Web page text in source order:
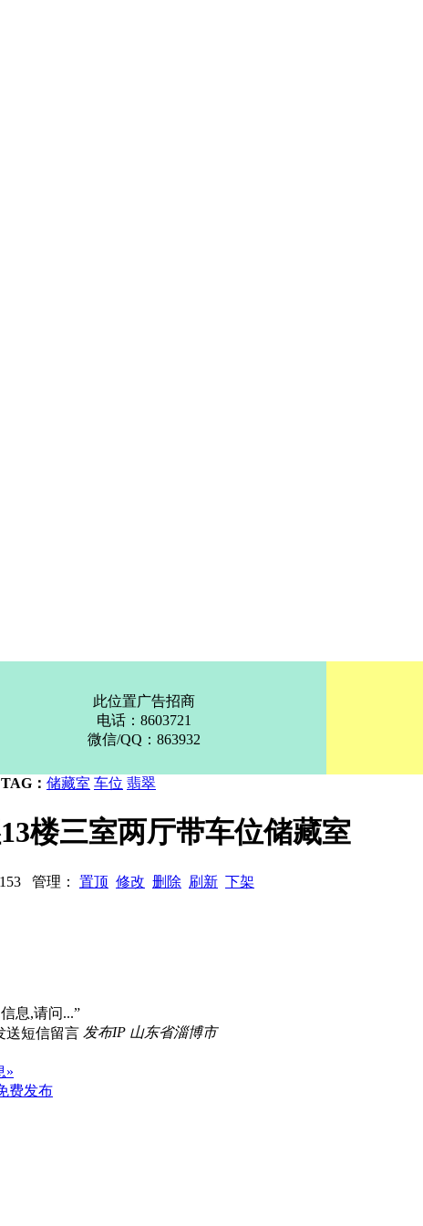
此位置广告招商
电话：8603721
微信/QQ：863932
TAG： 储藏室 车位 翡翠
楼三室两厅带车位储藏室
管理： 置顶 修改 删除 刷新 下架
息,请问...”
发布IP 山东省淄博市
»
费发布